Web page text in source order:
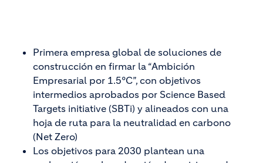
Primera empresa global de soluciones de
construcción en firmar la “Ambición
Empresarial por 1.5°C”, con objetivos
intermedios aprobados por Science Based
Targets initiative (SBTi) y alineados con una
hoja de ruta para la neutralidad en carbono
(Net Zero)
Los objetivos para 2030 plantean una